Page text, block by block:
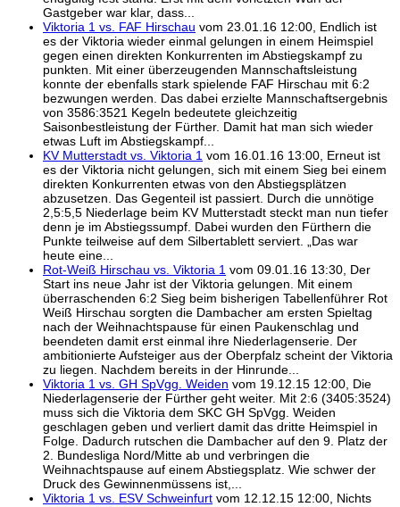
Gastgeber war klar, dass...
Viktoria 1 vs. FAF Hirschau vom 23.01.16 12:00, Endlich ist
es der Viktoria wieder einmal gelungen in einem Heimspiel
gegen einen direkten Konkurrenten im Abstiegskampf zu
punkten. Mit einer überzeugenden Mannschaftsleistung
konnte der ebenfalls stark spielende FAF Hirschau mit 6:2
bezwungen werden. Das dabei erzielte Mannschaftsergebnis
von 3586:3521 Kegeln bedeutete gleichzeitig
Saisonbestleistung der Fürther. Damit hat man sich wieder
etwas Luft im Abstiegskampf...
KV Mutterstadt vs. Viktoria 1 vom 16.01.16 13:00, Erneut ist
es der Viktoria nicht gelungen, sich mit einem Sieg bei einem
direkten Konkurrenten etwas von den Abstiegsplätzen
abzusetzen. Das Gegenteil ist passiert. Durch die unnötige
2,5:5,5 Niederlage beim KV Mutterstadt steckt man nun tiefer
denn je im Abstiegssumpf. Dabei wurden den Fürthern die
Punkte teilweise auf dem Silbertablett serviert. „Das war
heute eine...
Rot-Weiß Hirschau vs. Viktoria 1 vom 09.01.16 13:30, Der
Start ins neue Jahr ist der Viktoria gelungen. Mit einem
überraschenden 6:2 Sieg beim bisherigen Tabellenführer Rot
Weiß Hirschau sorgten die Dambacher am ersten Spieltag
nach der Weihnachtspause für einen Paukenschlag und
beendeten damit erst einmal ihre Niederlagenserie. Der
ambitionierte Aufsteiger aus der Oberpfalz scheint der Viktoria
zu liegen. Nachdem bereits in der Hinrunde...
Viktoria 1 vs. GH SpVgg. Weiden vom 19.12.15 12:00, Die
Niederlagenserie der Fürther geht weiter. Mit 2:6 (3405:3524)
muss sich die Viktoria dem SKC GH SpVgg. Weiden
geschlagen geben und verliert damit das dritte Heimspiel in
Folge. Dadurch rutschen die Dambacher auf den 9. Platz der
2. Bundesliga Nord/Mitte ab und verbringen die
Weihnachtspause auf einem Abstiegsplatz. Wie schwer der
Druck des Gewinnenmüssens ist,...
Viktoria 1 vs. ESV Schweinfurt vom 12.12.15 12:00, Nichts